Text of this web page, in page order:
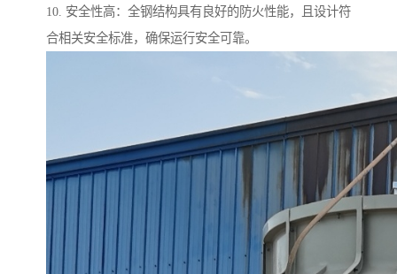
10. 安全性高：全钢结构具有良好的防火性能，且设计符
合相关安全标准，确保运行安全可靠。